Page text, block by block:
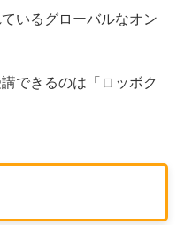
いるグローバルなオン
できるのは「ロッボク